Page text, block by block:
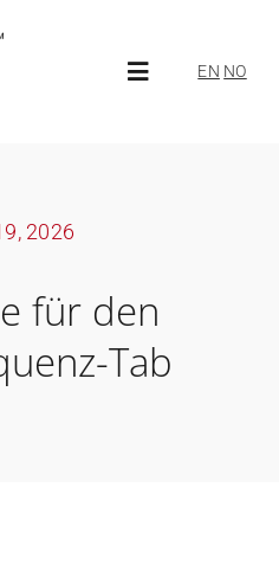
Toggle
EN NO
2026
für den
Tab